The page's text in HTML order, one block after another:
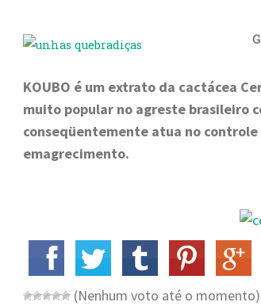
KOUBO é um extrato da cactácea
muito popular no agreste brasileiro
conseqüentemente atua no
emagrecimento.
(Nenhum voto até o momento)